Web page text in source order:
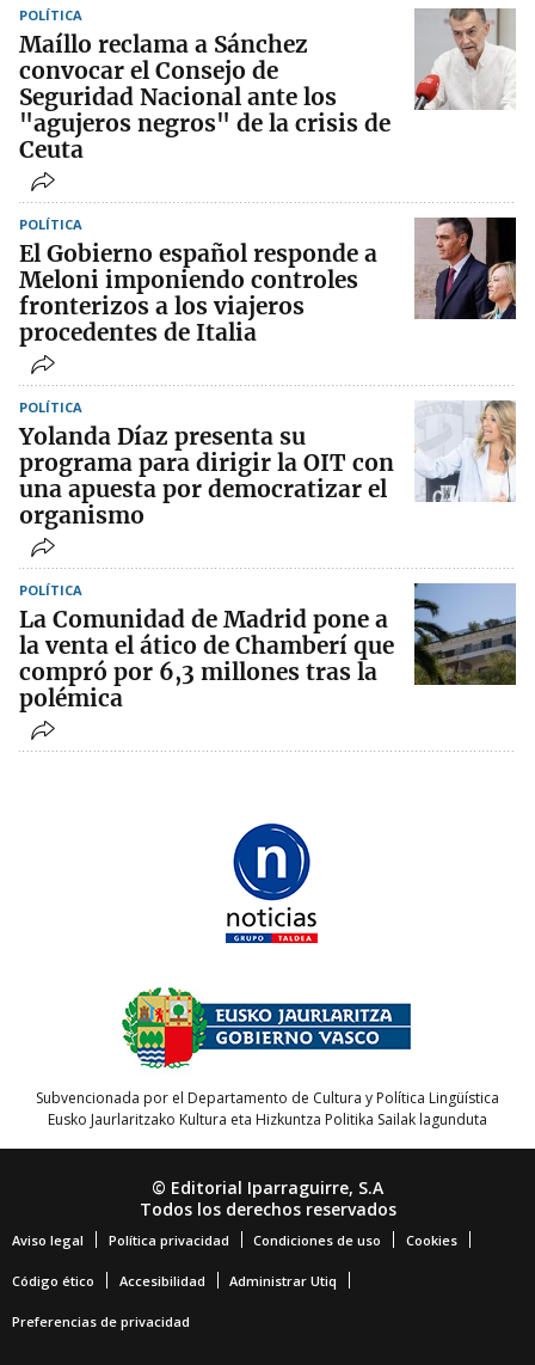
POLÍTICA
Maíllo reclama a Sánchez
convocar el Consejo de
Seguridad Nacional ante los
"agujeros negros" de la crisis de
Ceuta
POLÍTICA
El Gobierno español responde a
Meloni imponiendo controles
fronterizos a los viajeros
procedentes de Italia
POLÍTICA
Yolanda Díaz presenta su
programa para dirigir la OIT con
una apuesta por democratizar el
organismo
POLÍTICA
La Comunidad de Madrid pone a
la venta el ático de Chamberí que
compró por 6,3 millones tras la
polémica
Subvencionada por el Departamento de Cultura y Política Lingüística
Eusko Jaurlaritzako Kultura eta Hizkuntza Politika Sailak lagunduta
© Editorial Iparraguirre, S.A
Todos los derechos reservados
Aviso legal Política privacidad Condiciones de uso Cookies
Código ético Accesibilidad Administrar Utiq
Preferencias de privacidad